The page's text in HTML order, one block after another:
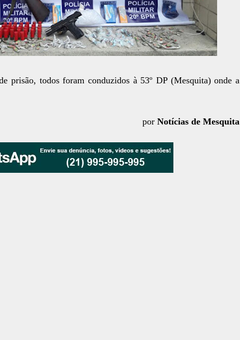
prisão, todos foram conduzidos à 53º DP (Mesquita) onde a
por Notícias de Mesquita